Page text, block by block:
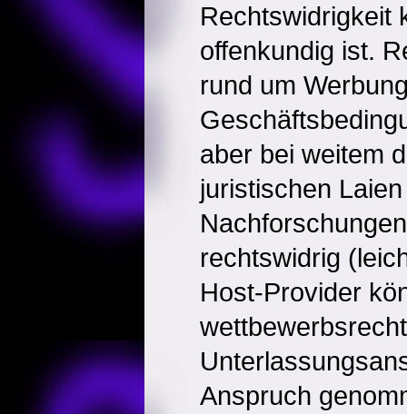
Rechtswidrigkeit
offenkundig ist.
rund um
aber bei weitem
juristischen
rechtswidrig
Host-Provider
Anspruch